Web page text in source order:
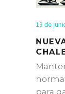
13 de
para